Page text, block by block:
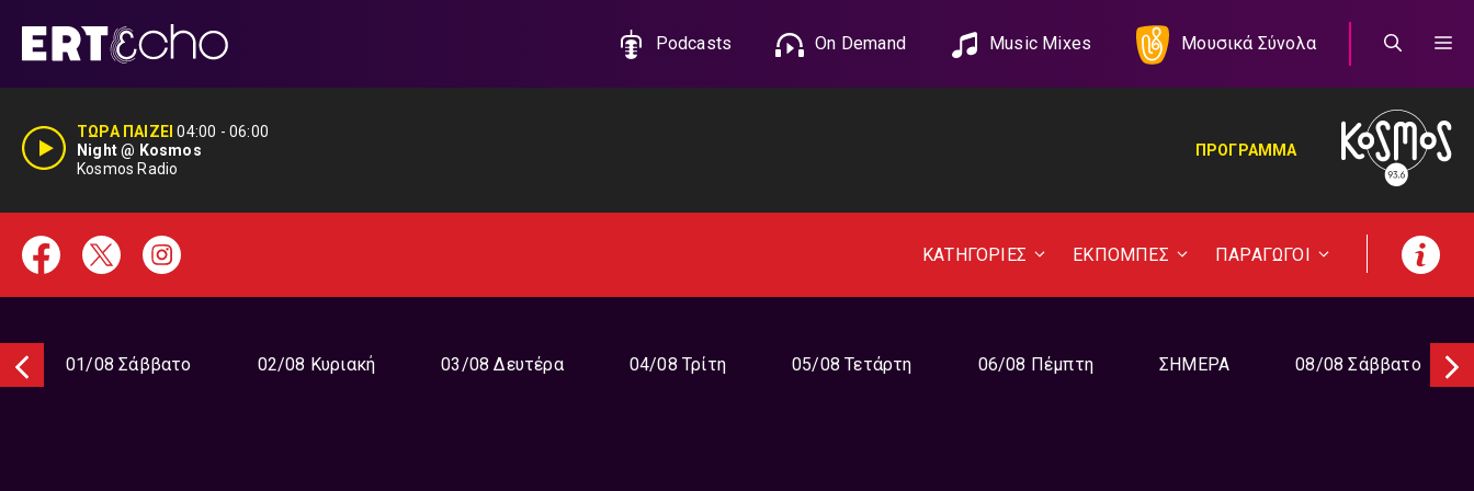
περιεχόμενο
Podcasts On Demand Music Mixes Μουσικά Σύνολα
ΤΩΡΑ ΠΑΙΖΕΙ 04:00 -06:00
Night @ Kosmos
Kosmos Radio
ΠΡΟΓΡΑΜΜΑ
ΚΑΤΗΓΟΡΙΕΣ ΕΚΠΟΜΠΕΣ ΠΑΡΑΓΩΓΟΙ
01/08 Σάββατο 02/08 Κυριακή 03/08 Δευτέρα 04/08 Τρίτη 05/08 Τετάρτη 06/08 Πέμπτη ΣΗΜΕΡΑ 08/08 Σάββατο